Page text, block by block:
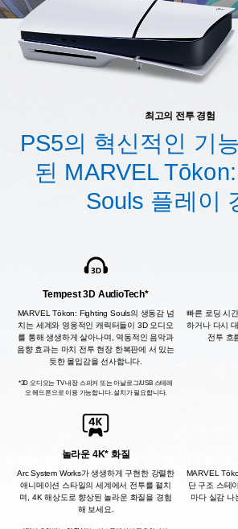
최고의 전투 경험
PS5의 혁신적인 기
된 MARVEL
Souls 플레이
Tempest 3D AudioTech*
MARVEL Tōkon: Fighting Souls의 생동감 넘
치는 세계와 영웅적인 캐릭터들이 3D 오디오
를 통해 생생하게 살아나며, 역동적인 음악과
음향 효과는 마치 전투 현장 한복판에 서 있는
듯한 몰입감을 선사합니다.
*3D 오디오는 TV 내장 스피커 또는 아날로그/USB 스테레
오 헤드폰으로 이용 가능합니다. 설치가 필요합니다.
빠른 로딩 시
하거나 다시
전투 흐
놀라운 4K* 화질
Arc System Works가 생생하게 구현한 강렬한
애니메이션 스타일의 세계에서 전투를 펼치
며, 4K 해상도로 향상된 놀라운 화질을 경험
해 보세요.
MARVEL
단 구조 스테
마다 실감 나